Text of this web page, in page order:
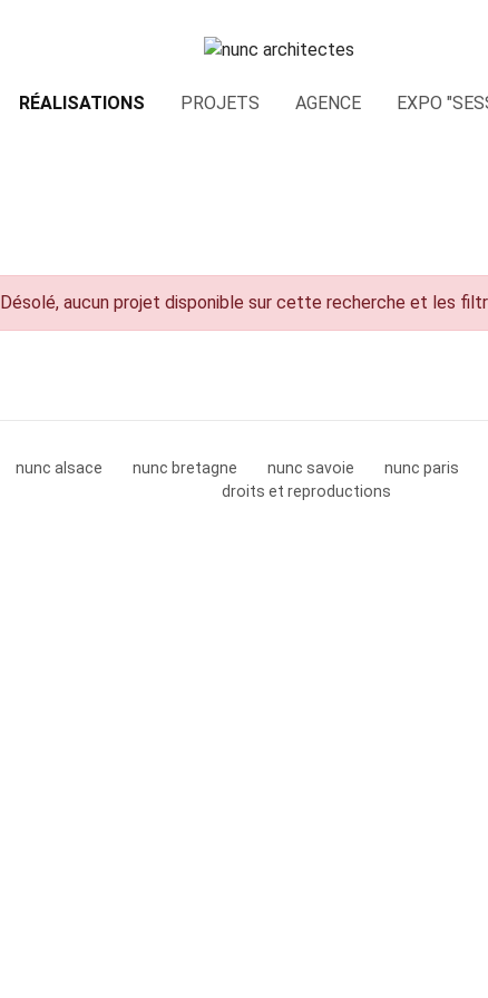
RÉALISATIONS PROJETS AGENCE EXPO
Désolé, aucun projet disponible sur cette recherche et les
nunc alsace nunc bretagne nunc savoie nunc paris
droits et reproductions